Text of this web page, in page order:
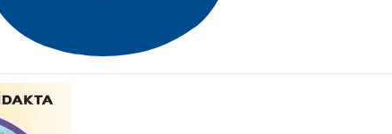
atlas sveta omogoča vznemirljiv vpogled v sodobni svet.